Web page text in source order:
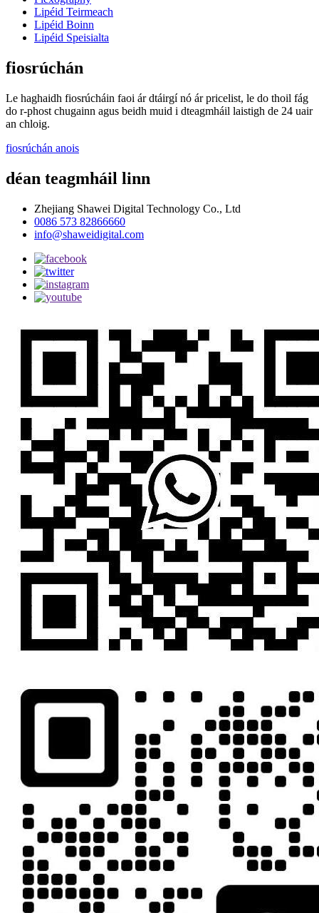
Lipéid Teirmeach
Lipéid Boinn
Lipéid Speisialta
fiosrúchán
Le haghaidh fiosrúcháin faoi ár dtáirgí nó ár pricelist, le do thoil fág
do r-phost chugainn agus beidh muid i dteagmháil laistigh de 24 uair
an chloig.
fiosrúchán anois
déan teagmháil linn
Zhejiang Shawei Digital Technology Co., Ltd
0086 573 82866660
info@shaweidigital.com